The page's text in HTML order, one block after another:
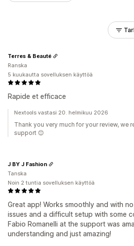
Rapide et efficace
Terres & Beauté
Ranska
5 kuukautta sovelluksen käyttöä
Nextools vastasi 20. helmikuu 2026
Thank you very much for your review, we
support 😊
Great app! Works smoothly and with
issues and a difficult setup with some
Fabio Romanelli at the support was
understanding and just amazing!
J BY J Fashion
Tanska
Noin 2 tuntia sovelluksen käyttöä